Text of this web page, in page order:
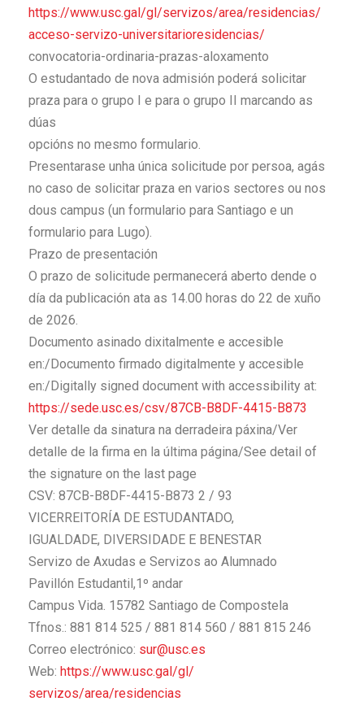
https://www.usc.gal/gl/servizos/area/residencias/
acceso-servizo-universitarioresidencias/
convocatoria-ordinaria-prazas-aloxamento
O estudantado de nova admisión poderá solicitar
praza para o grupo I e para o grupo II marcando as
dúas
opcións no mesmo formulario.
Presentarase unha única solicitude por persoa, agás
no caso de solicitar praza en varios sectores ou nos
dous campus (un formulario para Santiago e un
formulario para Lugo).
Prazo de presentación
O prazo de solicitude permanecerá aberto dende o
día da publicación ata as 14.00 horas do 22 de xuño
de 2026.
Documento asinado dixitalmente e accesible
en:/Documento firmado digitalmente y accesible
en:/Digitally signed document with accessibility at:
https://sede.usc.es/csv/87CB- B8DF-4415-B873
Ver detalle da sinatura na derradeira páxina/Ver
detalle de la firma en la última página/See detail of
the signature on the last page
CSV: 87CB-B8DF-4415-B873 2 / 93
VICERREITORÍA DE ESTUDANTADO,
IGUALDADE, DIVERSIDADE E BENESTAR
Servizo de Axudas e Servizos ao Alumnado
Pavillón Estudantil,1º andar
Campus Vida. 15782 Santiago de Compostela
Tfnos.: 881 814 525 / 881 814 560 / 881 815 246
Correo electrónico: sur@usc.es
Web: https://www.usc.gal/gl/
servizos/area/residencias